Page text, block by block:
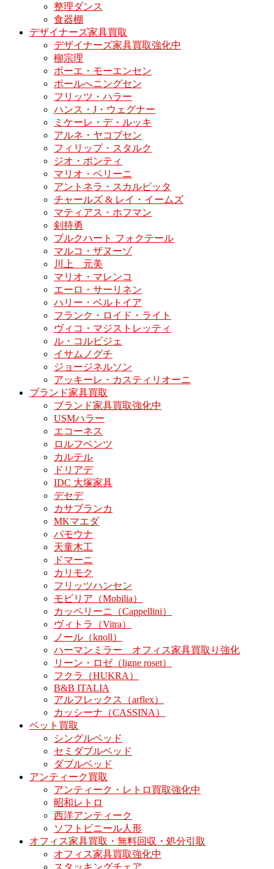
整理ダンス
食器棚
デザイナーズ家具買取
デザイナーズ家具買取強化中
柳宗理
ボーエ・モーエンセン
ポールへニングセン
フリッツ・ハラー
ハンス・J・ウェグナー
ミケーレ・デ・ルッキ
アルネ・ヤコブセン
フィリップ・スタルク
ジオ・ポンティ
マリオ・ベリーニ
アントネラ・スカルピッタ
チャールズ & レイ・イームズ
マティアス・ホフマン
剣持勇
ブルクハート フォクテール
マルコ・ザヌーゾ
川上 元美
マリオ・マレンコ
エーロ・サーリネン
ハリー・ベルトイア
フランク・ロイド・ライト
ヴィコ・マジストレッティ
ル・コルビジェ
イサムノグチ
ジョージネルソン
アッキーレ・カスティリオーニ
ブランド家具買取
ブランド家具買取強化中
USMハラー
エコーネス
ロルフベンツ
カルテル
ドリアデ
IDC 大塚家具
デセデ
カサブランカ
MKマエダ
パモウナ
天童木工
ドマーニ
カリモク
フリッツハンセン
モビリア（Mobilia）
カッペリーニ（Cappellini）
ヴィトラ（Vitra）
ノール（knoll）
ハーマンミラー オフィス家具買取り強化
リーン・ロゼ（ligne roset）
フクラ（HUKRA）
B&B ITALIA
アルフレックス（arflex）
カッシーナ（CASSINA）
ベット買取
シングルベッド
セミダブルベッド
ダブルベッド
アンティーク買取
アンティーク・レトロ買取強化中
昭和レトロ
西洋アンティーク
ソフトビニール人形
オフィス家具買取・無料回収・処分引取
オフィス家具買取強化中